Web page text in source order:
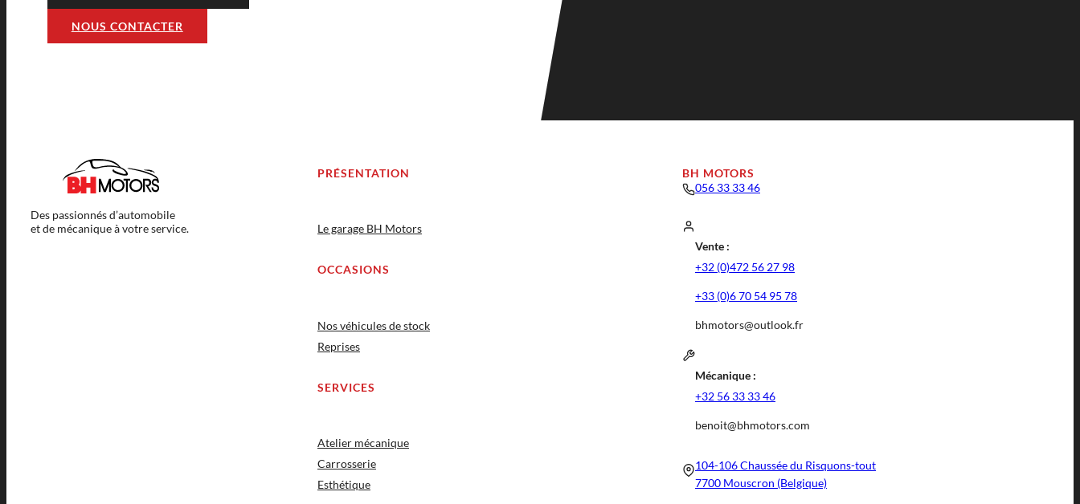
NOUS CONTACTER
Des passionnés d’automobile
et de mécanique à votre service.
PRÉSENTATION
Le garage BH Motors
OCCASIONS
Nos véhicules de stock
Reprises
SERVICES
Atelier mécanique
Carrosserie
Esthétique
BH MOTORS
056 33 33 46
Vente :
+32 (0)472 56 27 98
+33 (0)6 70 54 95 78
bhmotors@outlook.fr
Mécanique :
+32 56 33 33 46
benoit@bhmotors.com
104-106 Chaussée du Risquons-tout
7700 Mouscron (Belgique)